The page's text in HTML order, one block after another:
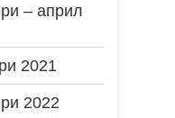
– април
2021
2022